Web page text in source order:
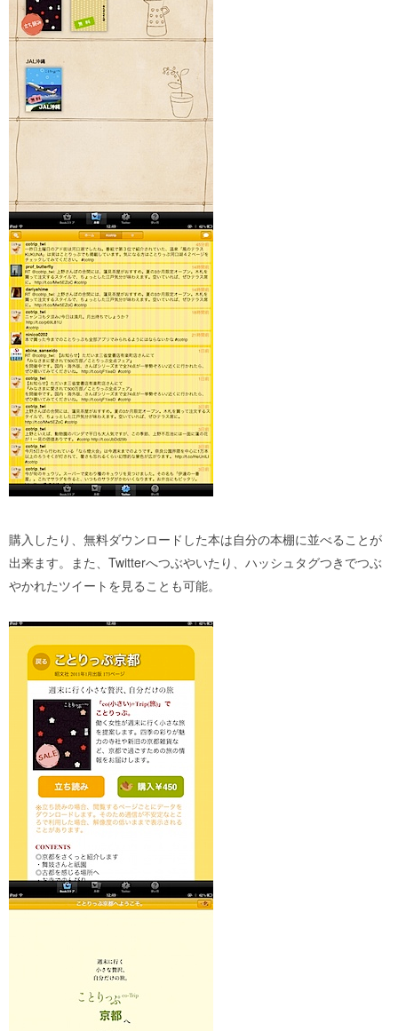
購入したり、無料ダウンロードした本は自分の本棚に並べることが
出来ます。また、Twitterへつぶやいたり、ハッシュタグつきでつぶ
やかれたツイートを見ることも可能。